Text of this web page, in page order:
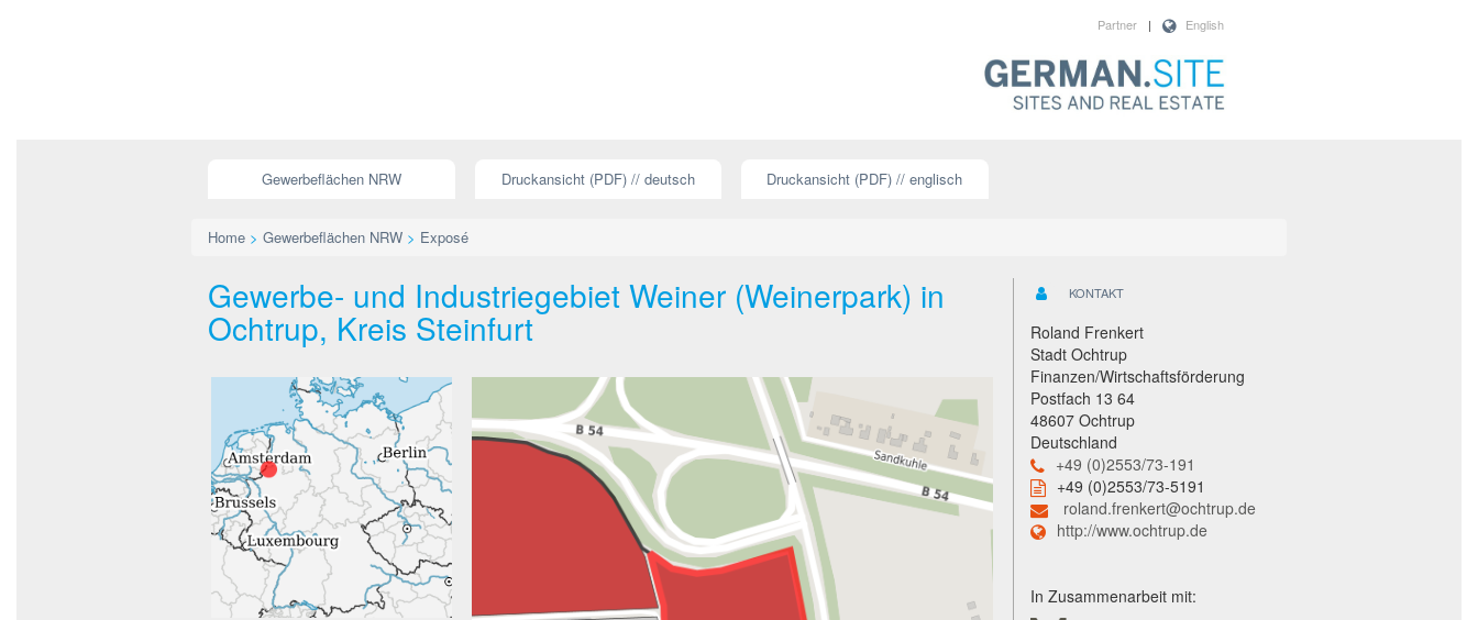
English
|
Partner
Gewerbeflächen NRW Druckansicht (PDF) // deutsch Druckansicht (PDF) // englisch
Home > Gewerbeflächen NRW > Exposé
Gewerbe- und Industriegebiet Weiner (Weinerpark) in
Ochtrup, Kreis Steinfurt
KONTAKT
Roland Frenkert
Stadt Ochtrup
Finanzen/Wirtschaftsförderung
Postfach 13 64
48607 Ochtrup
Deutschland
+49 (0)2553/73-191
+49 (0)2553/73-5191
roland.frenkert@ochtrup.de
http://www.ochtrup.de
In Zusammenarbeit mit: